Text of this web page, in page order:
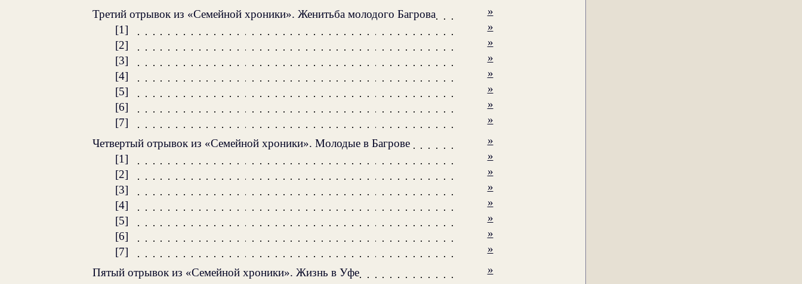
Третий отрывок из «Семейной хроники». Женитьба молодого Багрова
»
[1]
»
[2]
»
[3]
»
[4]
»
[5]
»
[6]
»
[7]
»
Четвертый отрывок из «Семейной хроники». Молодые в Багрове
»
[1]
»
[2]
»
[3]
»
[4]
»
[5]
»
[6]
»
[7]
»
Пятый отрывок из «Семейной хроники». Жизнь в Уфе
»